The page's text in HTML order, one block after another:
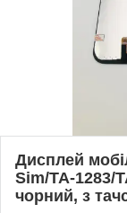
Дисплей
Sim/TA-1283/
чорний, з